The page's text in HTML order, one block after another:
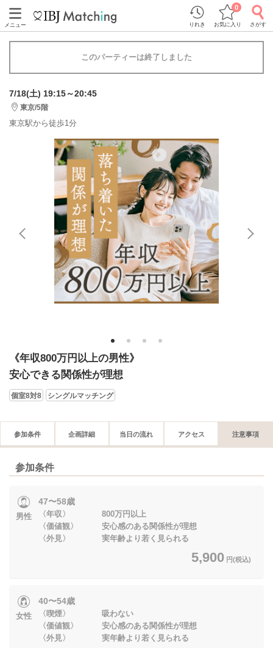
メニュー りれき お気に入り
0
さがす
このパーティーは終了しました
7/18(土) 19:15～20:45
東京/5階
東京駅から徒歩1分
1 2 3 4
《年収800万円以上の男性》
安心できる関係性が理想
個室8対8 シングルマッチング
参加条件 企画詳細 当日の流れ アクセス 注意事項
参加条件
男性
47〜58歳
〈年収〉 800万円以上
〈価値観〉 安心感のある関係性が理想
〈外見〉 実年齢より若く見られる
5,900 円(税込)
女性
40〜54歳
〈喫煙〉 吸わない
〈価値観〉 安心感のある関係性が理想
〈外見〉 実年齢より若く見られる